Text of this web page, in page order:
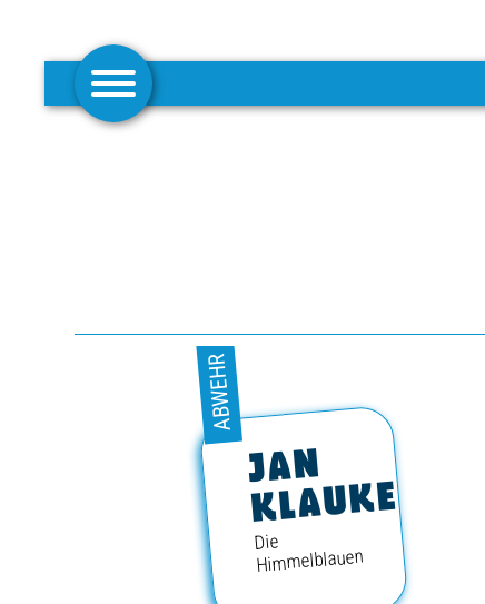
CAMPUS
CLUB
CLUBMITGLIEDSCHAFT
BUSINESS
JAN
KLAUKE
ABWEHR
Die
Himmelblauen